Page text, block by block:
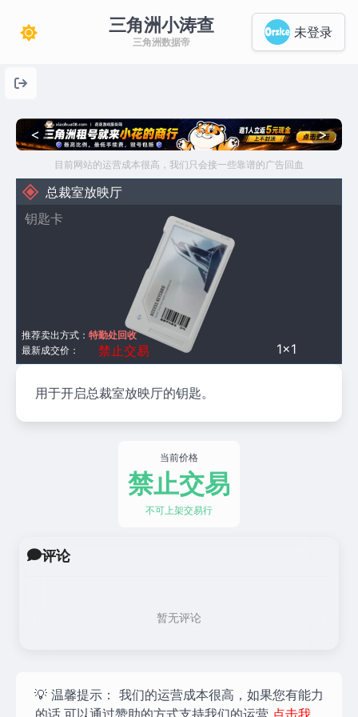
三角洲小涛查
三角洲数据帝
未登录
< >
目前网站的运营成本很高，我们只会接一些靠谱的广告回血
总裁室放映厅
钥匙卡
1×1
最新成交价： 禁止交易
推荐卖出方式： 特勤处回收
用于开启总裁室放映厅的钥匙。
当前价格
禁止交易
不可上架交易行
评论
暂无评论
💡 温馨提示： 我们的运营成本很高，如果您有能力
的话,可以通过赞助的方式支持我们的运营 点击我，